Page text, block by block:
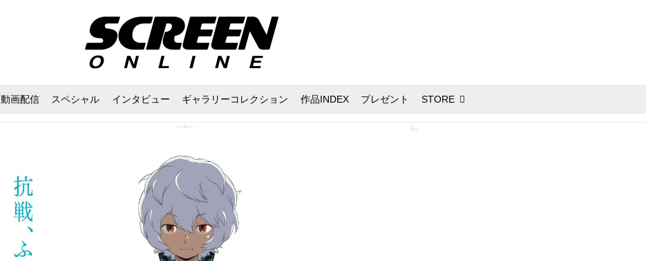
動画配信 スペシャル インタビュー ギャラリーコレクション 作品INDEX プレゼント STORE